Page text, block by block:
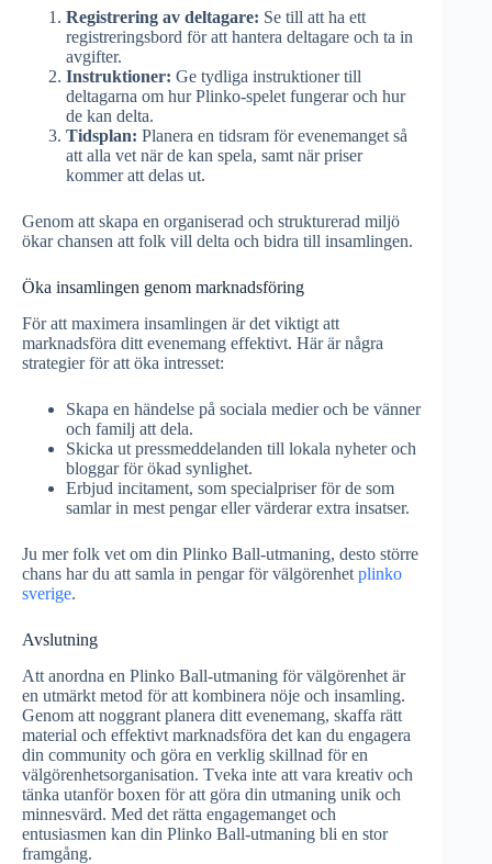
Registrering av deltagare: Se till att ha ett
registreringsbord för att hantera deltagare och ta in
avgifter.
Instruktioner: Ge tydliga instruktioner till
deltagarna om hur Plinko-spelet fungerar och hur
de kan delta.
Tidsplan: Planera en tidsram för evenemanget så
att alla vet när de kan spela, samt när priser
kommer att delas ut.
Genom att skapa en organiserad och strukturerad miljö
ökar chansen att folk vill delta och bidra till insamlingen.
Öka insamlingen genom marknadsföring
För att maximera insamlingen är det viktigt att
marknadsföra ditt evenemang effektivt. Här är några
strategier för att öka intresset:
Skapa en händelse på sociala medier och be vänner
och familj att dela.
Skicka ut pressmeddelanden till lokala nyheter och
bloggar för ökad synlighet.
Erbjud incitament, som specialpriser för de som
samlar in mest pengar eller värderar extra insatser.
Ju mer folk vet om din Plinko Ball-utmaning, desto större
chans har du att samla in pengar för välgörenhet plinko
sverige.
Avslutning
Att anordna en Plinko Ball-utmaning för välgörenhet är
en utmärkt metod för att kombinera nöje och insamling.
Genom att noggrant planera ditt evenemang, skaffa rätt
material och effektivt marknadsföra det kan du engagera
din community och göra en verklig skillnad för en
välgörenhetsorganisation. Tveka inte att vara kreativ och
tänka utanför boxen för att göra din utmaning unik och
minnesvärd. Med det rätta engagemanget och
entusiasmen kan din Plinko Ball-utmaning bli en stor
framgång.